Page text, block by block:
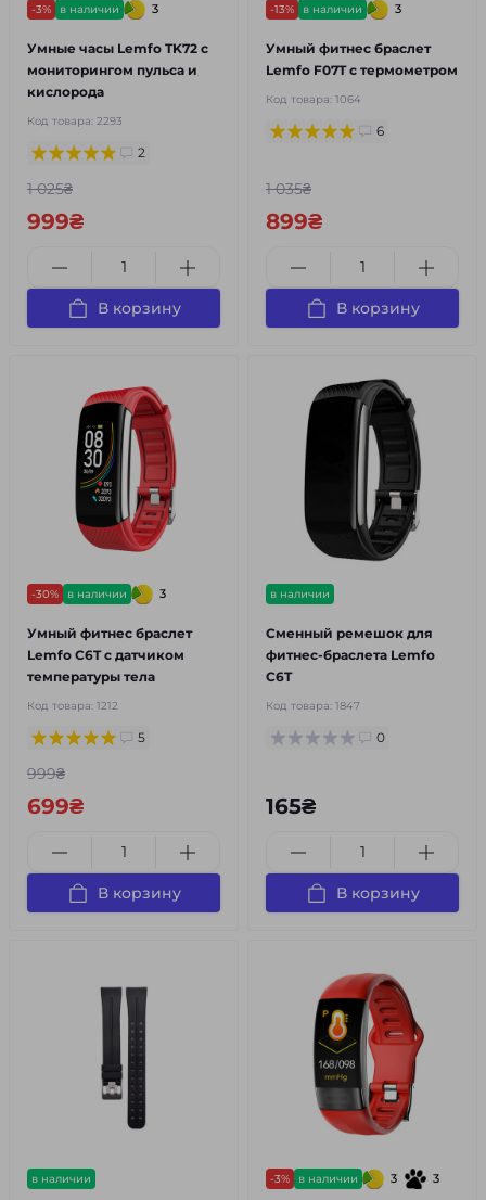
-3% в наличии 3
Умные часы Lemfo TK72 с
мониторингом пульса и
кислорода
Код товара: 2293
2
1 025₴
999₴
В корзину
-13% в наличии 3
Умный фитнес браслет
Lemfo F07T с термометром
Код товара: 1064
6
1 035₴
899₴
В корзину
-30% в наличии 3
Умный фитнес браслет
Lemfo C6T с датчиком
температуры тела
Код товара: 1212
5
999₴
699₴
В корзину
в наличии
Сменный ремешок для
фитнес-браслета Lemfo
C6T
Код товара: 1847
0
165₴
В корзину
в наличии -3% в наличии 3 3